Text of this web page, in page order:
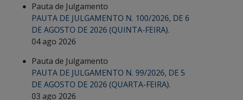
Pauta de Julgamento
PAUTA DE JULGAMENTO N. 100/2026, DE 6
DE AGOSTO DE 2026 (QUINTA-FEIRA).
04 ago 2026
Pauta de Julgamento
PAUTA DE JULGAMENTO N. 99/2026, DE 5
DE AGOSTO DE 2026 (QUARTA-FEIRA).
03 ago 2026